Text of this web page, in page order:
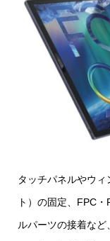
タッチパネルやウ
ト）の固定、FPC
ルパーツの接着な